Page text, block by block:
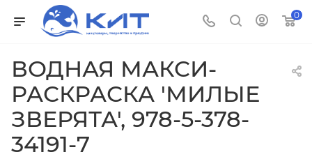
0
ВОДНАЯ МАКСИ-
РАСКРАСКА 'МИЛЫЕ
ЗВЕРЯТА', 978-5-378-
34191-7